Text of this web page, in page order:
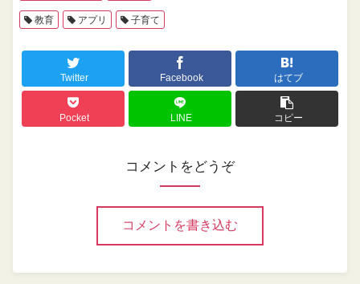
教育 アプリ 子育て
Twitter Facebook はてブ
Pocket LINE コピー
コメントをどうぞ
コメントを書き込む